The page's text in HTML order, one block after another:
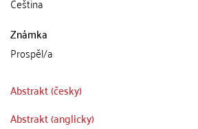
Známka
Prospěl/a
Abstrakt (česky)
Abstrakt (anglicky)